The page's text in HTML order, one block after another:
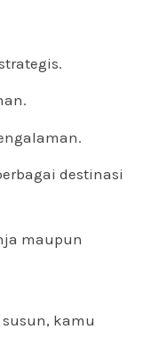
destinasi
maupun
kamu